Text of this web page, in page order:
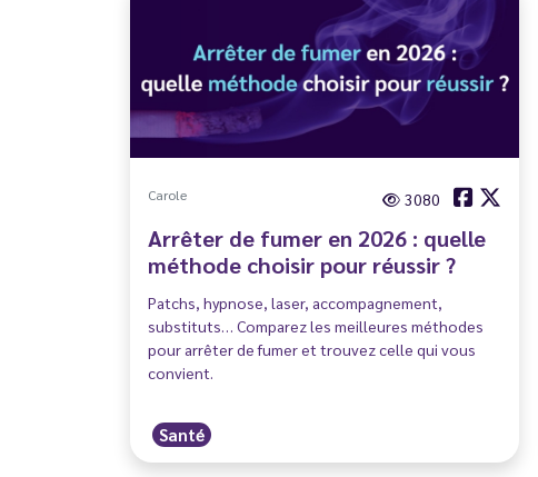
Carole 3080
Arrêter de fumer en 2026 : quelle
méthode choisir pour réussir ?
Patchs, hypnose, laser, accompagnement,
substituts… Comparez les meilleures méthodes
pour arrêter de fumer et trouvez celle qui vous
convient.
Santé